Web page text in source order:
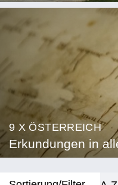
9 X ÖSTERREICH
Erkundungen in